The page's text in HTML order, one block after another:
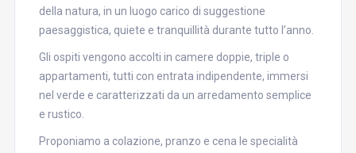
della natura, in un luogo carico di suggestione
paesaggistica, quiete e tranquillità durante tutto l’anno.
Gli ospiti vengono accolti in camere doppie, triple o
appartamenti, tutti con entrata indipendente, immersi
nel verde e caratterizzati da un arredamento semplice
e rustico.
Proponiamo a colazione, pranzo e cena le specialità